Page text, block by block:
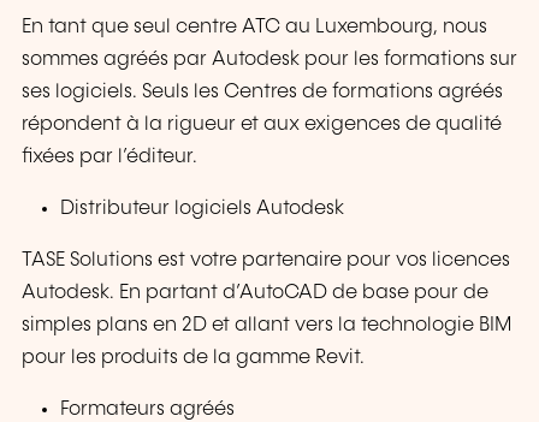
En tant que seul centre ATC au Luxembourg, nous
sommes agréés par Autodesk pour les formations sur
ses logiciels. Seuls les Centres de formations agréés
répondent à la rigueur et aux exigences de qualité
fixées par l’éditeur.
Distributeur logiciels Autodesk
TASE Solutions est votre partenaire pour vos licences
Autodesk. En partant d’AutoCAD de base pour de
simples plans en 2D et allant vers la technologie BIM
pour les produits de la gamme Revit.
Formateurs agréés